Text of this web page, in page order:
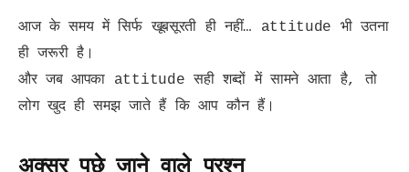
आज के समय में सिर्फ खूबसूरती ही नहीं… attitude भी उतना
ही जरूरी है।
और जब आपका attitude सही शब्दों में सामने आता है, तो
लोग खुद ही समझ जाते हैं कि आप कौन हैं।
अक्सर पूछे जाने वाले प्रश्न